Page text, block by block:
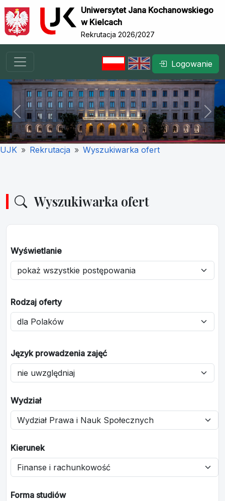
Uniwersytet Jana Kochanowskiego
w Kielcach
Rekrutacja 2026/2027
Logowanie
Previous Next
UJK Rekrutacja Wyszukiwarka ofert
Wyszukiwarka ofert
Wyświetlanie
Rodzaj oferty
Język prowadzenia zajęć
Wydział
Kierunek
Forma studiów